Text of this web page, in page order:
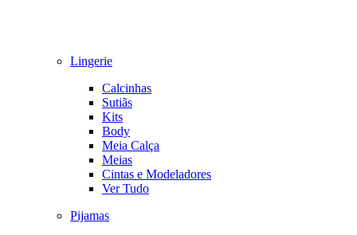
Lingerie
Calcinhas
Sutiãs
Kits
Body
Meia Calça
Meias
Cintas e Modeladores
Ver Tudo
Pijamas